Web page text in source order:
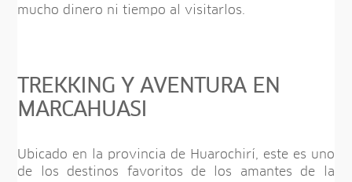
mucho dinero ni tiempo al visitarlos.
TREKKING Y AVENTURA EN
MARCAHUASI
Ubicado en la provincia de Huarochirí, este es uno
de los destinos favoritos de los amantes de la